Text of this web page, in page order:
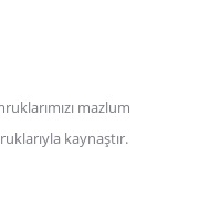
mazlum
kaynaştır.